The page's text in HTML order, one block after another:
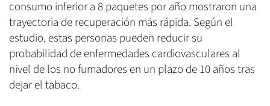
consumo inferior a 8 paquetes por año mostraron una
trayectoria de recuperación más rápida. Según el
estudio, estas personas pueden reducir su
probabilidad de enfermedades cardiovasculares al
nivel de los no fumadores en un plazo de 10 años tras
dejar el tabaco.